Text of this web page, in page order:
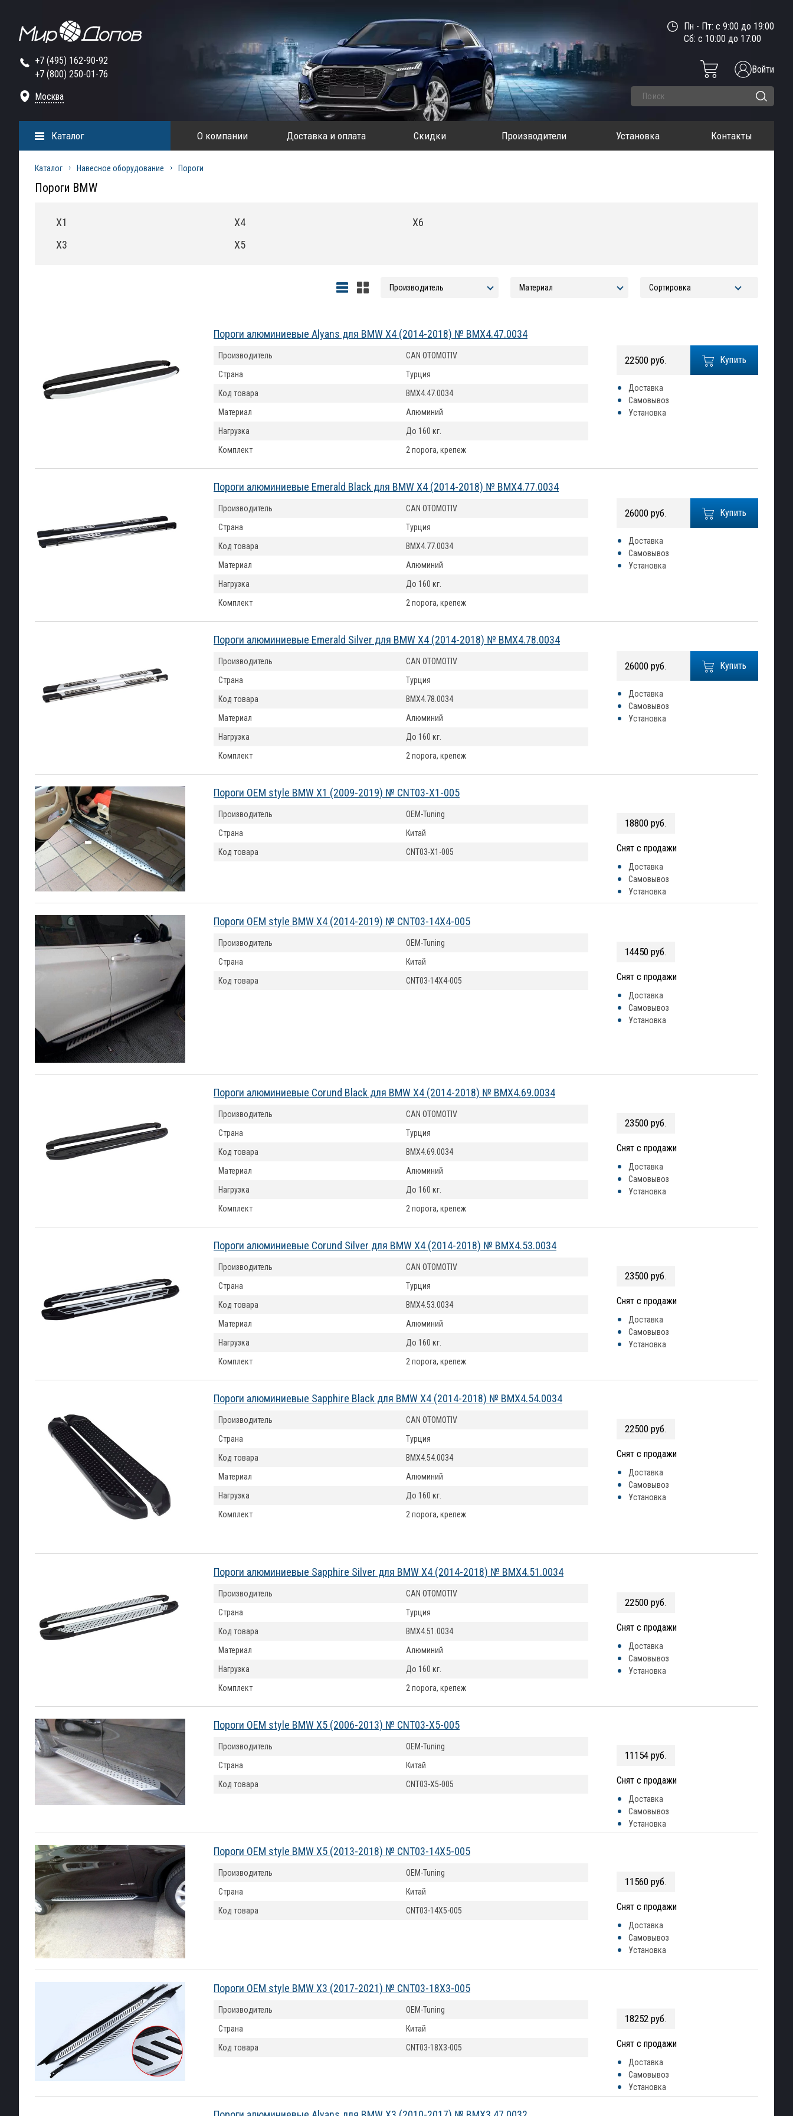
+7 (495) 162-90-92
+7 (800) 250-01-76
Москва
Пн - Пт: с 9:00 до 19:00
Сб: с 10:00 до 17:00
Войти
О компании Доставка и оплата Скидки Производители Установка Контакты
Каталог
Каталог Навесное оборудование Пороги
Пороги BMW
X1
X3
X4
X5
X6
Пороги алюминиевые Alyans для BMW X4 (2014-2018) № BMX4.47.0034
Купить
22500 руб.
Доставка
Самовывоз
Установка
Производитель
CAN OTOMOTIV
Страна
Турция
Код товара
BMX4.47.0034
Материал
Алюминий
Нагрузка
До 160 кг.
Комплект
2 порога, крепеж
Пороги алюминиевые Emerald Black для BMW X4 (2014-2018) № BMX4.77.0034
Купить
26000 руб.
Доставка
Самовывоз
Установка
Производитель
CAN OTOMOTIV
Страна
Турция
Код товара
BMX4.77.0034
Материал
Алюминий
Нагрузка
До 160 кг.
Комплект
2 порога, крепеж
Пороги алюминиевые Emerald Silver для BMW X4 (2014-2018) № BMX4.78.0034
Купить
26000 руб.
Доставка
Самовывоз
Установка
Производитель
CAN OTOMOTIV
Страна
Турция
Код товара
BMX4.78.0034
Материал
Алюминий
Нагрузка
До 160 кг.
Комплект
2 порога, крепеж
Пороги OEM style BMW X1 (2009-2019) № CNT03-X1-005
18800 руб.
Снят с продажи
Доставка
Самовывоз
Установка
Производитель
OEM-Tuning
Страна
Китай
Код товара
CNT03-X1-005
Пороги OEM style BMW X4 (2014-2019) № CNT03-14X4-005
14450 руб.
Снят с продажи
Доставка
Самовывоз
Установка
Производитель
OEM-Tuning
Страна
Китай
Код товара
CNT03-14X4-005
Пороги алюминиевые Corund Black для BMW X4 (2014-2018) № BMX4.69.0034
23500 руб.
Снят с продажи
Доставка
Самовывоз
Установка
Производитель
CAN OTOMOTIV
Страна
Турция
Код товара
BMX4.69.0034
Материал
Алюминий
Нагрузка
До 160 кг.
Комплект
2 порога, крепеж
Пороги алюминиевые Corund Silver для BMW X4 (2014-2018) № BMX4.53.0034
23500 руб.
Снят с продажи
Доставка
Самовывоз
Установка
Производитель
CAN OTOMOTIV
Страна
Турция
Код товара
BMX4.53.0034
Материал
Алюминий
Нагрузка
До 160 кг.
Комплект
2 порога, крепеж
Пороги алюминиевые Sapphire Black для BMW X4 (2014-2018) № BMX4.54.0034
22500 руб.
Снят с продажи
Доставка
Самовывоз
Установка
Производитель
CAN OTOMOTIV
Страна
Турция
Код товара
BMX4.54.0034
Материал
Алюминий
Нагрузка
До 160 кг.
Комплект
2 порога, крепеж
Пороги алюминиевые Sapphire Silver для BMW X4 (2014-2018) № BMX4.51.0034
22500 руб.
Снят с продажи
Доставка
Самовывоз
Установка
Производитель
CAN OTOMOTIV
Страна
Турция
Код товара
BMX4.51.0034
Материал
Алюминий
Нагрузка
До 160 кг.
Комплект
2 порога, крепеж
Пороги OEM style BMW X5 (2006-2013) № CNT03-X5-005
11154 руб.
Снят с продажи
Доставка
Самовывоз
Установка
Производитель
OEM-Tuning
Страна
Китай
Код товара
CNT03-X5-005
Пороги OEM style BMW X5 (2013-2018) № CNT03-14X5-005
11560 руб.
Снят с продажи
Доставка
Самовывоз
Установка
Производитель
OEM-Tuning
Страна
Китай
Код товара
CNT03-14X5-005
Пороги OEM style BMW X3 (2017-2021) № CNT03-18X3-005
18252 руб.
Снят с продажи
Доставка
Самовывоз
Установка
Производитель
OEM-Tuning
Страна
Китай
Код товара
CNT03-18X3-005